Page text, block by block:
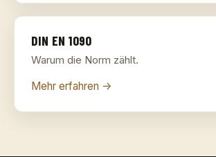
DIN EN 1090
Warum die Norm zählt.
Mehr erfahren →